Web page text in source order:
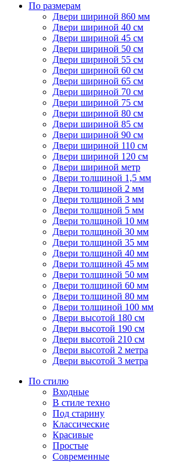
По размерам
Двери шириной 860 мм
Двери шириной 40 см
Двери шириной 45 см
Двери шириной 50 см
Двери шириной 55 см
Двери шириной 60 см
Двери шириной 65 см
Двери шириной 70 см
Двери шириной 75 см
Двери шириной 80 см
Двери шириной 85 см
Двери шириной 90 см
Двери шириной 110 см
Двери шириной 120 см
Двери шириной метр
Двери толщиной 1,5 мм
Двери толщиной 2 мм
Двери толщиной 3 мм
Двери толщиной 5 мм
Двери толщиной 10 мм
Двери толщиной 30 мм
Двери толщиной 35 мм
Двери толщиной 40 мм
Двери толщиной 45 мм
Двери толщиной 50 мм
Двери толщиной 60 мм
Двери толщиной 80 мм
Двери толщиной 100 мм
Двери высотой 180 см
Двери высотой 190 см
Двери высотой 210 см
Двери высотой 2 метра
Двери высотой 3 метра
По стилю
Входные
В стиле техно
Под старину
Классические
Красивые
Простые
Современные